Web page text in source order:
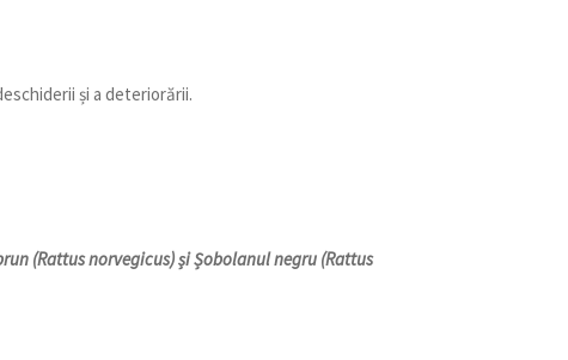
și a deteriorării.
(Rattus norvegicus) și Șobolanul negru (Rattus